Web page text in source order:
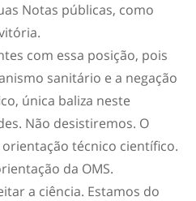
Notas públicas, como
com essa posição, pois
sanitário e a negação
única baliza neste
Não desistiremos. O
técnico científico.
da OMS.
a ciência. Estamos do